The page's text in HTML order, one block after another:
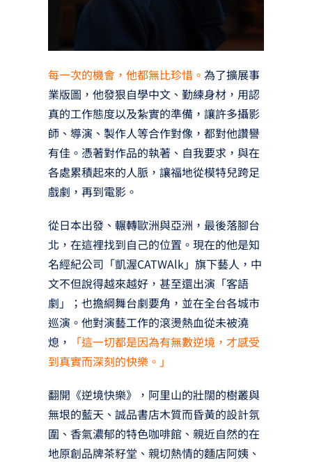
每一次的機會，他都無比珍惜。 為了擴展事
業版圖，他發狠自學中文、勤練身材，用認
真的工作態度以及紮實的準備，讓許多攝影
師、導演、製作人等合作對像，都對他讚譽
有佳。憑著對作品的執著、自我要求，與在
各處累積起來的人脈，讓福地從模特兒跨足
戲劇，再到電影。
從日本出發、輾轉歐洲與亞洲，最後落腳台
北，在這裡找到自己的位置。現在的他是知
名經紀公司「凱渥CATWAlk」旗下藝人，中
文不但說得越來越好，甚至還出演「客語
劇」；也擔綱舞台劇要角，並在全台各城市
巡演。他對演藝工作的滾燙熱血從未被澆
熄，
「這一切都是因為有無數逆境，才感受
到真實而深刻的快樂。」
翻開《逆境快樂》，阿里山的壯闊的樹叢與
無垠的藍天、誠品書店木質而昏黃的設計氛
圍、香氣濃郁的特色咖啡館、親近自然的在
地原創品牌茶籽堂、親切熱情的麵店阿姨、